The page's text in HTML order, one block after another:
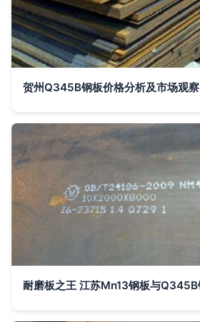
贺州Q345B钢板价格分析及市场观察